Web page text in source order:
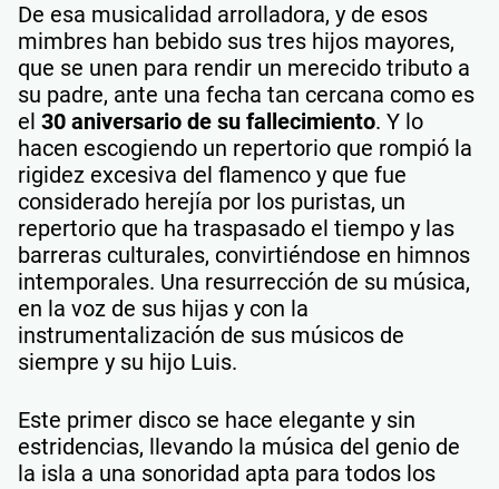
De esa musicalidad arrolladora, y de esos
mimbres han bebido sus tres hijos mayores,
que se unen para rendir un merecido tributo a
su padre, ante una fecha tan cercana como es
el 30 aniversario de su fallecimiento. Y lo
hacen escogiendo un repertorio que rompió la
rigidez excesiva del flamenco y que fue
considerado herejía por los puristas, un
repertorio que ha traspasado el tiempo y las
barreras culturales, convirtiéndose en himnos
intemporales. Una resurrección de su música,
en la voz de sus hijas y con la
instrumentalización de sus músicos de
siempre y su hijo Luis.
Este primer disco se hace elegante y sin
estridencias, llevando la música del genio de
la isla a una sonoridad apta para todos los